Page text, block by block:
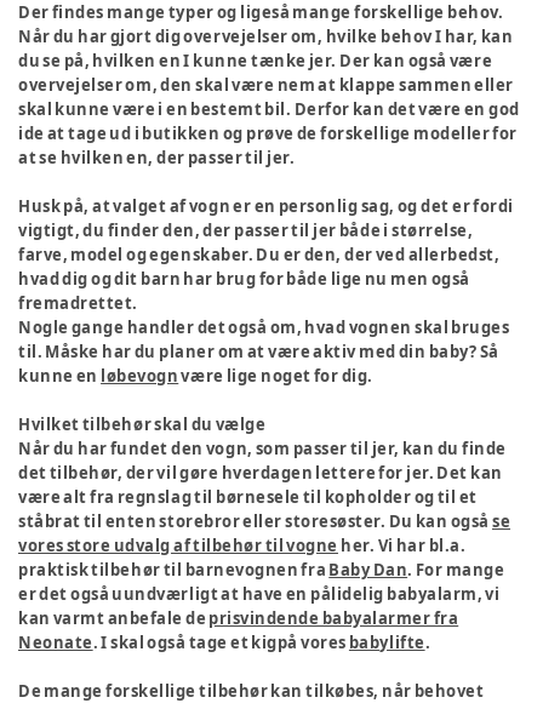
Der findes mange typer og ligeså mange forskellige behov.
Når du har gjort dig overvejelser om, hvilke behov I har, kan
du se på, hvilken en I kunne tænke jer. Der kan også være
overvejelser om, den skal være nem at klappe sammen eller
skal kunne være i en bestemt bil. Derfor kan det være en god
ide at tage ud i butikken og prøve de forskellige modeller for
at se hvilken en, der passer til jer.
Husk på, at valget af vogn er en personlig sag, og det er fordi
vigtigt, du finder den, der passer til jer både i størrelse,
farve, model og egenskaber. Du er den, der ved allerbedst,
hvad dig og dit barn har brug for både lige nu men også
fremadrettet.
Nogle gange handler det også om, hvad vognen skal bruges
til. Måske har du planer om at være aktiv med din baby? Så
kunne en løbevognvære lige noget for dig.
Hvilket tilbehør skal du vælge
Når du har fundet den vogn, som passer til jer, kan du finde
det tilbehør, der vil gøre hverdagen lettere for jer. Det kan
være alt fra regnslag til børnesele til kopholder og til et
ståbrat til enten storebror eller storesøster. Du kan også se
vores store udvalg af tilbehør til vogne her. Vi har bl.a.
praktisk tilbehør til barnevognen fra Baby Dan. For mange
er det også uundværligt at have en pålidelig babyalarm, vi
kan varmt anbefale de prisvindende babyalarmer fra
Neonate. I skal også tage et kigpå vores babylifte.
De mange forskellige tilbehør kan tilkøbes, når behovet